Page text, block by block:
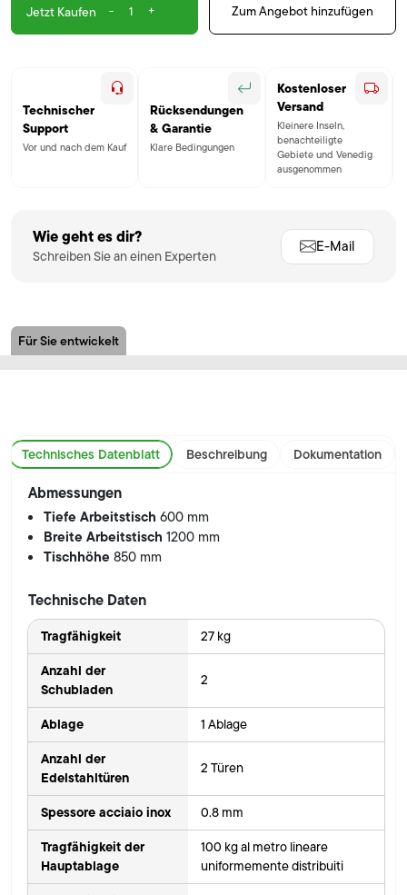
Jetzt Kaufen - + Zum Angebot hinzufügen
Technischer
Support
Vor und nach dem Kauf
Rücksendungen
& Garantie
Klare Bedingungen
Kostenloser
Versand
Kleinere Inseln,
benachteiligte
Gebiete und Venedig
ausgenommen
Wie geht es dir?
Schreiben Sie an einen Experten
E-Mail
Für Sie entwickelt
Technisches Datenblatt Beschreibung Dokumentation
Abmessungen
Tiefe Arbeitstisch600 mm
Breite Arbeitstisch1200 mm
Tischhöhe850 mm
Technische Daten
Tragfähigkeit 27 kg
Anzahl der
Schubladen
2
Ablage 1 Ablage
Anzahl der
Edelstahltüren
2 Türen
Spessore acciaio inox 0.8 mm
Tragfähigkeit der
Hauptablage
100 kg al metro lineare
uniformemente distribuiti